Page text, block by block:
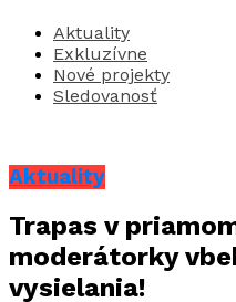
Aktuality
Exkluzívne
Nové projekty
Sledovanosť
Aktuality
Trapas v
moderátorky
vysielania!